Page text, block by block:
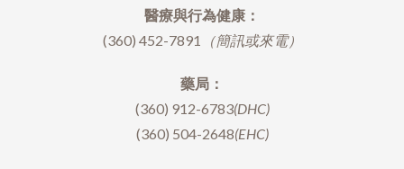
醫療與行為健康：
(360) 452-7891 （簡訊或來電）
藥局：
(360) 912-6783(DHC)
(360) 504-2648(EHC)